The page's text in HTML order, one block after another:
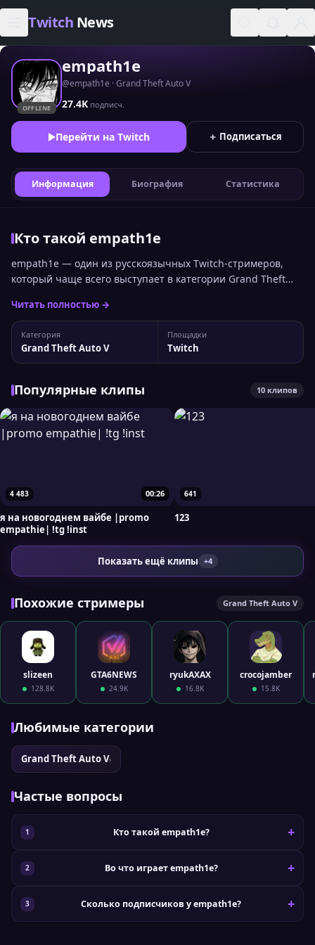
Skip to content
Twitch News
OFFLINE
empath1e
@empath1e · Grand Theft Auto V
27.4K подписч.
Перейти на Twitch ＋ Подписаться
Информация Биография Статистика
Кто такой empath1e
empath1e — один из русскоязычных Twitch-стримеров,
который чаще всего выступает в категории Grand Theft
увидеть в общем топе стримеров Twitch по онлайну.
Статистика канала empath1e У канала 27 350 подписчиков,
а максимальный пик трансляции доходил до 86 зрителей.
При...
Читать полностью →
Категория
Grand Theft Auto V
Площадки
Twitch
Популярные клипы 10 клипов
00:26
4 483
я на новогоднем вайбе |promo
empathie| !tg !inst
641
123
Показать ещё клипы +4
Похожие стримеры Grand Theft Auto V
slizeen
128.8K
GTA6NEWS
24.9K
ryukAXAX
16.8K
crocojamber
15.8K
Любимые категории
Grand Theft Auto V›
Частые вопросы
Кто такой empath1e?
Во что играет empath1e?
Сколько подписчиков у empath1e?